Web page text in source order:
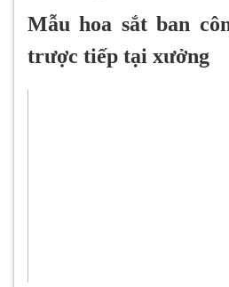
Mẫu hoa sắt ban
trược tiếp tại xưởng